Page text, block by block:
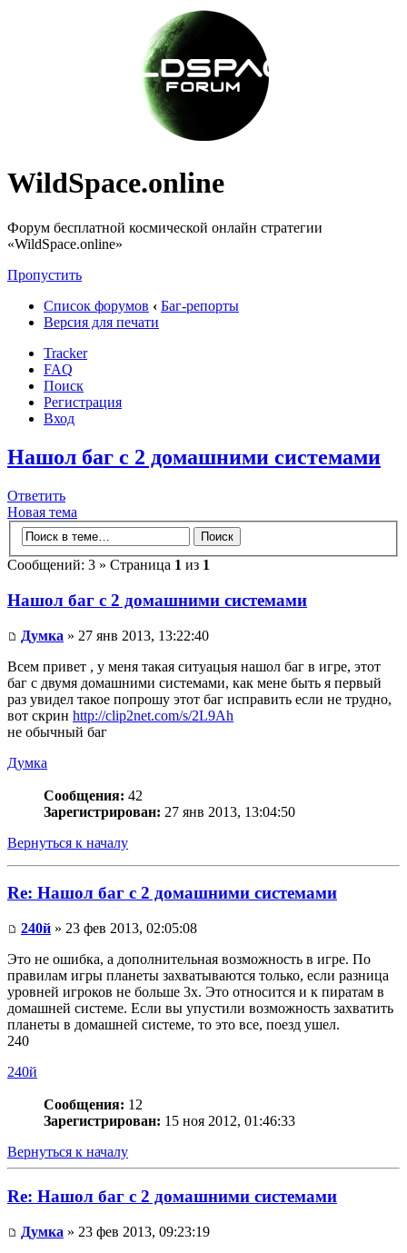
WildSpace.online
Форум бесплатной космической онлайн стратегии
«WildSpace.online»
Пропустить
Список форумов ‹ Баг-репорты
Версия для печати
Tracker
FAQ
Поиск
Регистрация
Вход
Нашол баг с 2 домашними системами
Ответить
Новая тема
Сообщений: 3 » Страница 1 из 1
Нашол баг с 2 домашними системами
Думка » 27 янв 2013, 13:22:40
Всем привет , у меня такая ситуацыя нашол баг в игре, этот
баг с двумя домашними системами, как мене быть я первый
раз увидел такое попрошу этот баг исправить если не трудно,
вот скрин http://clip2net.com/s/2L9Ah
не обычный баг
Думка
Сообщения: 42
Зарегистрирован: 27 янв 2013, 13:04:50
Вернуться к началу
Re: Нашол баг с 2 домашними системами
240й » 23 фев 2013, 02:05:08
Это не ошибка, а дополнительная возможность в игре. По
правилам игры планеты захватываются только, если разница
уровней игроков не больше 3х. Это относится и к пиратам в
домашней системе. Если вы упустили возможность захватить
планеты в домашней системе, то это все, поезд ушел.
240
240й
Сообщения: 12
Зарегистрирован: 15 ноя 2012, 01:46:33
Вернуться к началу
Re: Нашол баг с 2 домашними системами
Думка » 23 фев 2013, 09:23:19